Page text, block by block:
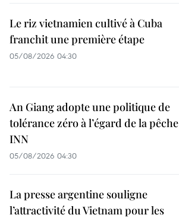
Le riz vietnamien cultivé à Cuba
franchit une première étape
05/08/2026 04:30
An Giang adopte une politique de
tolérance zéro à l’égard de la pêche
INN
05/08/2026 04:30
La presse argentine souligne
l’attractivité du Vietnam pour les